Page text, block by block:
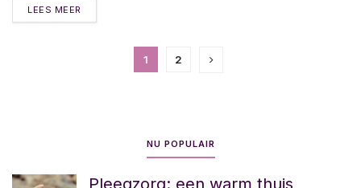
LEES MEER
1 2
NU POPULAIR
Pleegzorg: een warm thuis